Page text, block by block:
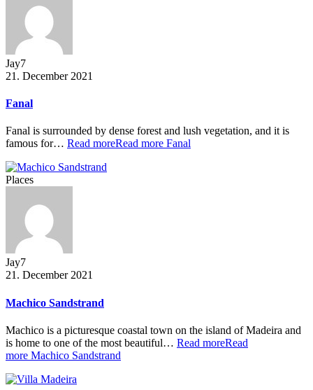
Jay7
21. December 2021
Fanal
Fanal is surrounded by dense forest and lush vegetation, and it is
famous for… Read moreRead more Fanal
Places
Jay7
21. December 2021
Machico Sandstrand
Machico is a picturesque coastal town on the island of Madeira and
is home to one of the most beautiful… Read moreRead
more Machico Sandstrand